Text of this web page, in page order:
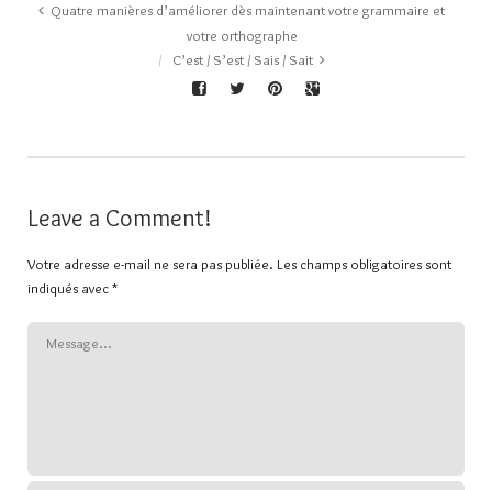
Quatre manières d’améliorer dès maintenant votre grammaire et
votre orthographe
C’est / S’est / Sais / Sait
Leave a Comment!
Votre adresse e-mail ne sera pas publiée. Les champs obligatoires sont
indiqués avec*